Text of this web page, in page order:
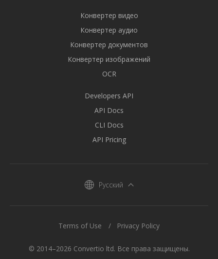
Конвертер видео
Конвертер аудио
Конвертер документов
Конвертер изображений
OCR
Developers API
API Docs
CLI Docs
API Pricing
Русский
© 2014–2026 Convertio ltd. Все права защищены.
Terms of Use Privacy Policy